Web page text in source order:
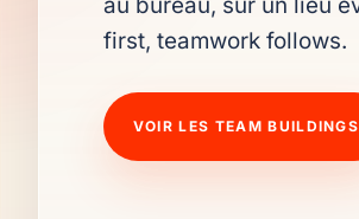
first, teamwork follows.
VOIR LES TEAM BUILDINGS